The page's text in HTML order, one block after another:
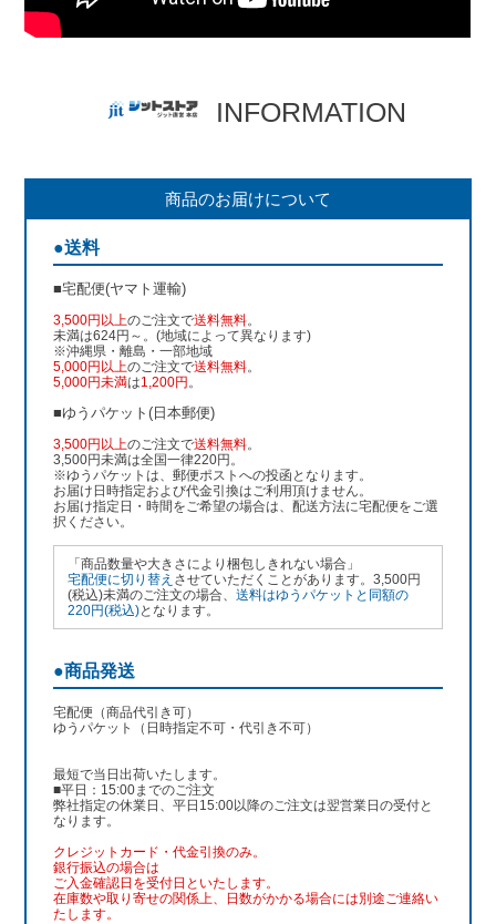
INFORMATION
商品のお届けについて
●送料
■宅配便(ヤマト運輸)
3,500円以上のご注文で送料無料。
未満は624円～。(地域によって異なります)
※沖縄県・離島・一部地域
5,000円以上のご注文で送料無料。
5,000円未満は1,200円 。
■ゆうパケット(日本郵便)
3,500円以上のご注文で送料無料。
3,500円未満は全国一律220円。
※ゆうパケットは、郵便ポストへの投函となります。
お届け日時指定および代金引換はご利用頂けません。
お届け指定日・時間をご希望の場合は、配送方法に宅配便をご選
択ください。
「商品数量や大きさにより梱包しきれない場合」
宅配便に切り替え させていただくことがあります。3,500円
(税込)未満のご注文の場合、送料はゆうパケットと同額の
220円(税込)となります。
●商品発送
宅配便（商品代引き可）
ゆうパケット（日時指定不可・代引き不可）
最短で当日出荷いたします。
■平日：15:00までのご注文
弊社指定の休業日、平日15:00以降のご注文は翌営業日の受付と
なります。
クレジットカード・代金引換のみ。
銀行振込の場合は
ご入金確認日を受付日といたします。
在庫数や取り寄せの関係上、日数がかかる場合には別途ご連絡い
たします。